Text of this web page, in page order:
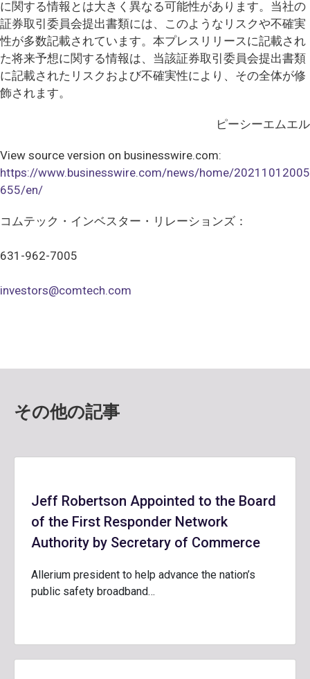
に関する情報とは大きく異なる可能性があります。当社の
証券取引委員会提出書類には、このようなリスクや不確実
性が多数記載されています。本プレスリリースに記載され
た将来予想に関する情報は、当該証券取引委員会提出書類
に記載されたリスクおよび不確実性により、その全体が修
飾されます。
ピーシーエムエル
View source version on businesswire.com:
https://www.businesswire.com/news/home/20211012005
655/en/
コムテック・インベスター・リレーションズ：
631-962-7005
investors@comtech.com
その他の記事
Jeff Robertson Appointed to the Board
of the First Responder Network
Authority by Secretary of Commerce
Allerium president to help advance the nation’s
public safety broadband…